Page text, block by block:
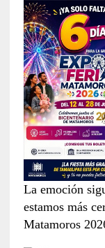
La emoción
estamos más
Matamoros